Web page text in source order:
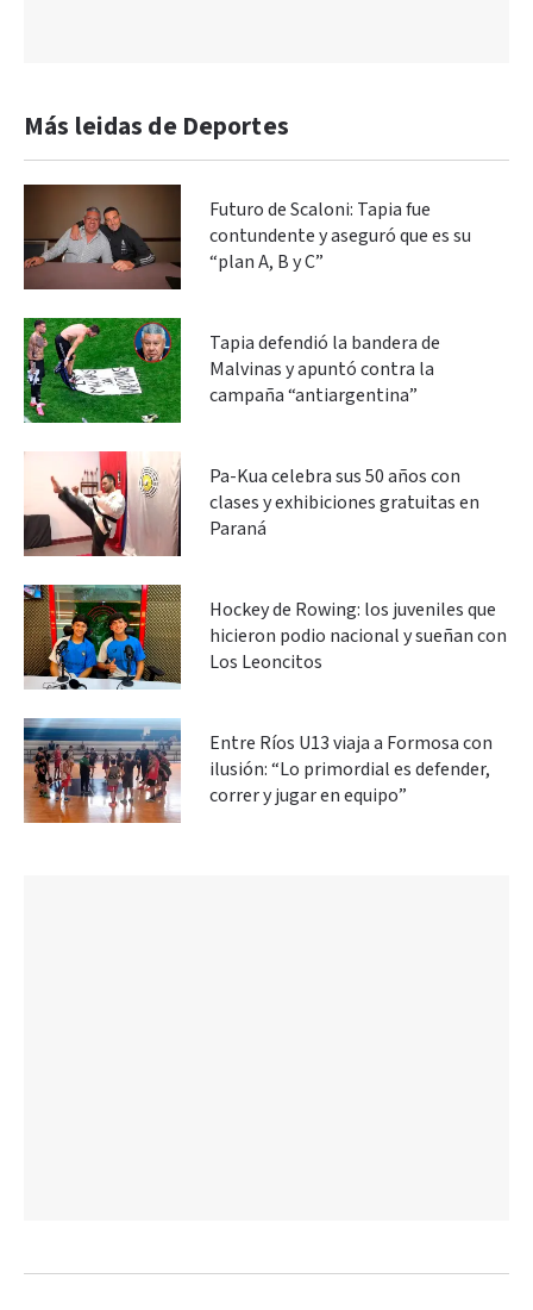
Más leidas de Deportes
Futuro de Scaloni: Tapia fue
contundente y aseguró que es su
“plan A, B y C”
Tapia defendió la bandera de
Malvinas y apuntó contra la
campaña “antiargentina”
Pa-Kua celebra sus 50 años con
clases y exhibiciones gratuitas en
Paraná
Hockey de Rowing: los juveniles que
hicieron podio nacional y sueñan con
Los Leoncitos
Entre Ríos U13 viaja a Formosa con
ilusión: “Lo primordial es defender,
correr y jugar en equipo”